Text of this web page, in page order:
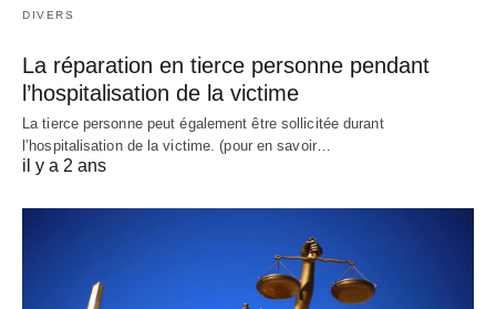
DIVERS
La réparation en tierce personne pendant
l’hospitalisation de la victime
La tierce personne peut également être sollicitée durant
l’hospitalisation de la victime. (pour en savoir…
il y a 2 ans